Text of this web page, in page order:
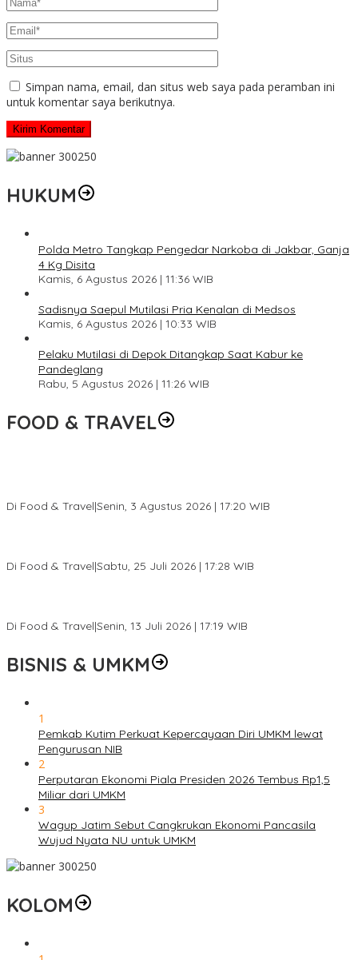
Simpan nama, email, dan situs web saya pada peramban ini
untuk komentar saya berikutnya.
HUKUM
Polda Metro Tangkap Pengedar Narkoba di Jakbar, Ganja
4 Kg Disita
Kamis, 6 Agustus 2026 | 11:36 WIB
Sadisnya Saepul Mutilasi Pria Kenalan di Medsos
Kamis, 6 Agustus 2026 | 10:33 WIB
Pelaku Mutilasi di Depok Ditangkap Saat Kabur ke
Pandeglang
Rabu, 5 Agustus 2026 | 11:26 WIB
FOOD & TRAVEL
Di Food & Travel|Senin, 3 Agustus 2026 | 17:20 WIB
Di Food & Travel|Sabtu, 25 Juli 2026 | 17:28 WIB
Di Food & Travel|Senin, 13 Juli 2026 | 17:19 WIB
BISNIS & UMKM
1
Pemkab Kutim Perkuat Kepercayaan Diri UMKM lewat
Pengurusan NIB
2
Perputaran Ekonomi Piala Presiden 2026 Tembus Rp1,5
Miliar dari UMKM
3
Wagup Jatim Sebut Cangkrukan Ekonomi Pancasila
Wujud Nyata NU untuk UMKM
KOLOM